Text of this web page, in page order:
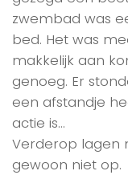
zwembad was
bed. Het was
makkelijk aan
genoeg. Er
een afstandje
actie is…
Verderop lagen
gewoon niet op.